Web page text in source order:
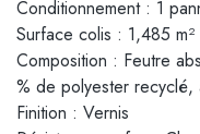
Conditionnement : 1
Surface colis : 1,485 m²
Composition : Feutre
% de polyester
Finition : Vernis